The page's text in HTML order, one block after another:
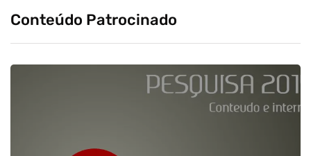
Conteúdo Patrocinado